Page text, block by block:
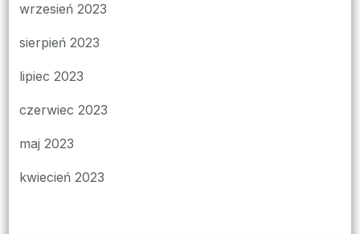
wrzesień 2023
sierpień 2023
lipiec 2023
czerwiec 2023
maj 2023
kwiecień 2023